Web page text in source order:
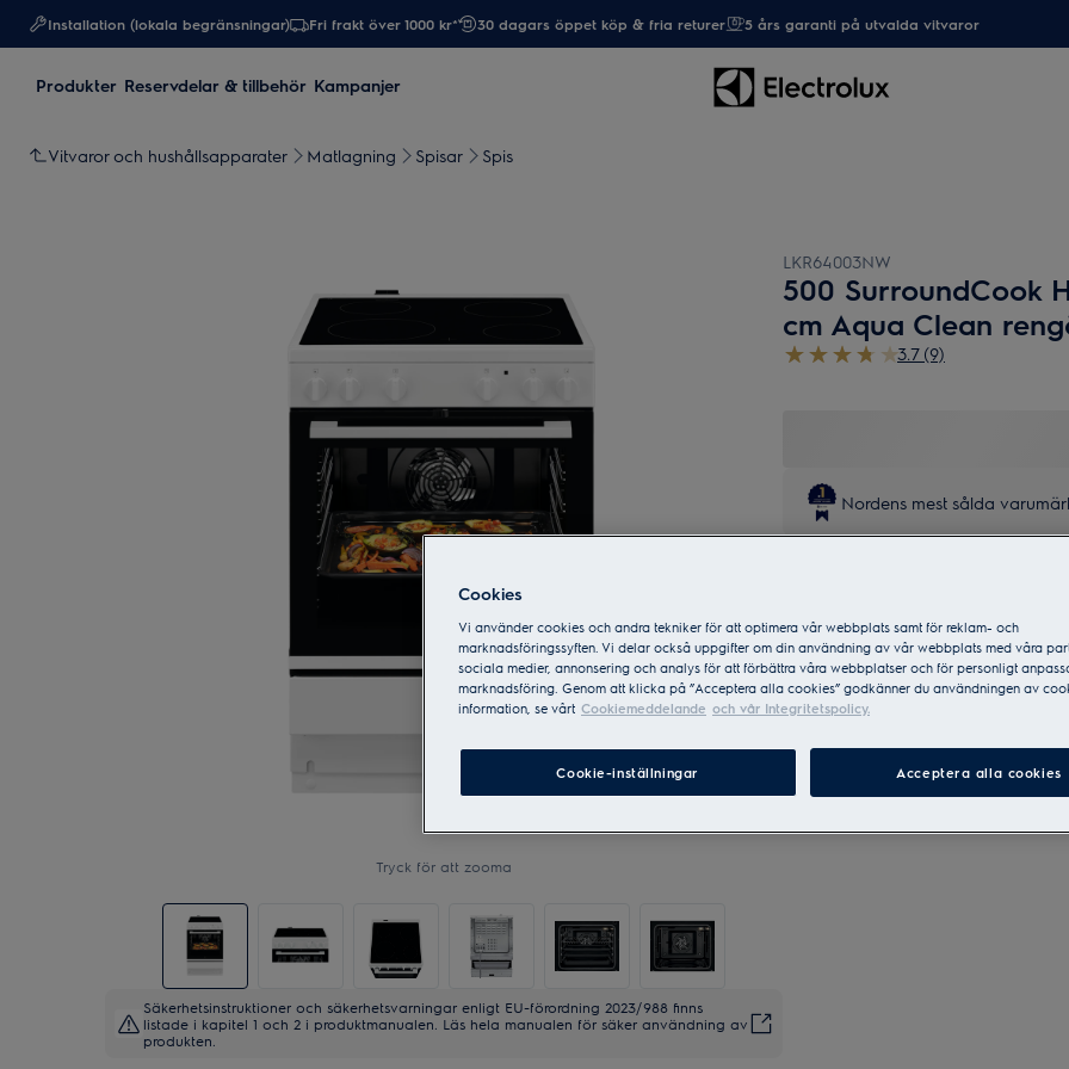
Installation (lokala begränsningar) Fri frakt över 1000 kr* 30 dagars öppet köp & fria returer 5 års garanti på utvalda vitvaror
Produkter Reservdelar & tillbehör Kampanjer
Vitvaror och hushållsapparater Matlagning Spisar Spis
Tryck för att zooma
Säkerhetsinstruktioner och säkerhetsvarningar enligt EU-förordning 2023/988 finns
listade i kapitel 1 och 2 i produktmanualen. Läs hela manualen för säker användning av
produkten.
LKR64003NW
500 SurroundCook
cm Aqua Clean
3.7 (9)
Nordens mest sålda
Cookies
Vi använder cookies och andra tekniker för att optimera vår webbplats samt för reklam- och
marknadsföringssyften. Vi delar också uppgifter om din användning av vår webbplats med våra
sociala medier, annonsering och analys för att förbättra våra webbplatser och för personligt
marknadsföring. Genom att klicka på ”Acceptera alla cookies” godkänner du användningen av
information, se vårt Cookiemeddelande och vår Integritetspolicy.
Cookie-inställningar Acceptera alla cookies